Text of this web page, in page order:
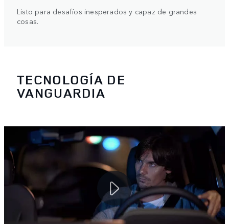
Listo para desafíos inesperados y capaz de grandes
cosas.
TECNOLOGÍA DE
VANGUARDIA